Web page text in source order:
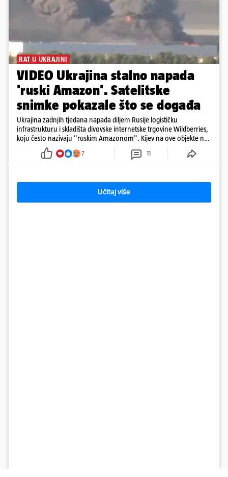
RAT U UKRAJINI
VIDEO Ukrajina stalno napada
'ruski Amazon'. Satelitske
snimke pokazale što se događa
Ukrajina zadnjih tjedana napada diljem Rusije logističku
infrastrukturu i skladišta divovske internetske trgovine Wildberries,
koju često nazivaju "ruskim Amazonom". Kijev na ove objekte ne
gleda samo kao na obična trgovačka skladišta, već tvrdi da ih ruske
snage koriste i za vojne potrebe, odnosno za skladištenje i
distribuciju dijelova za dronove i druge opreme koja se koristi u
bombardiranja ukrajinske poštanske i logističke infrastrukture te
kao način da se ekonomske posljedice rata prenesu dublje na ruski
teritorij i približe običnim građanima.
7 11
Učitaj više